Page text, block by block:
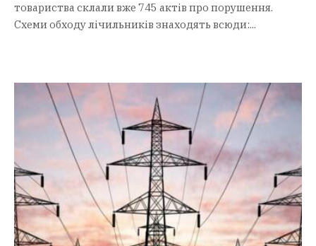
товариства склали вже 745 актів про порушення.
Схеми обходу лічильників знаходять всюди:...